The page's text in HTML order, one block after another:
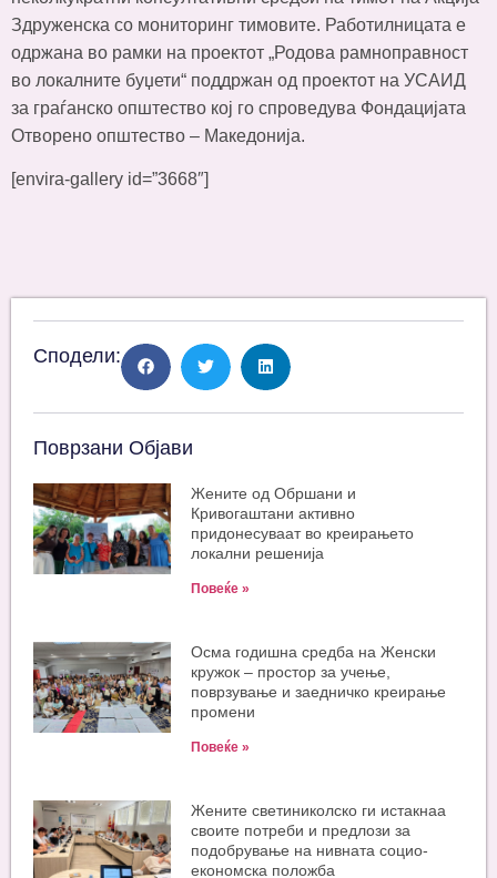
Здруженска со мониторинг тимовите. Работилницата е
одржана во рамки на проектот „Родова рамноправност
во локалните буџети“ поддржан од проектот на УСАИД
за граѓанско општество кој го спроведува Фондацијата
Отворено општество – Македонија.
[envira-gallery id=”3668″]
Сподели:
Поврзани Објави
Жените од Обршани и
Кривогаштани активно
придонесуваат во креирањето
локални решенија
Повеќе »
Oсма годишна средба на Женски
кружок – простор за учење,
поврзување и заедничко креирање
промени
Повеќе »
Жените светиниколско ги истакнаа
своите потреби и предлози за
подобрување на нивната социо-
економска положба